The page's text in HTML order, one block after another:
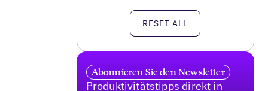
RESET ALL
Abonnieren Sie den Newsletter
Produktivitätstipps direkt in